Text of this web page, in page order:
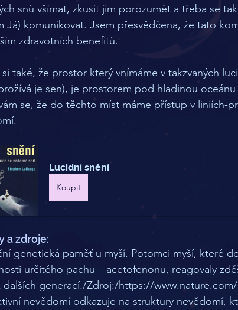
snů všímat, zkusit jim porozumět a třeba se
Já) komunikovat. Jsem přesvědčena, že tato
zdravotních benefitů.
si také, že prostor který vnímáme v takzvaných
je sen), je prostorem pod hladinou
se, že do těchto míst máme přístup v liniích-
Lucidní snění
Koupit
a zdroje:
genetická paměť u myší. Potomci myší, které
určitého pachu – acetofenonu, reagovaly
dalších generací./Zdroj:/https://
nevědomí odkazuje na struktury nevědomí,